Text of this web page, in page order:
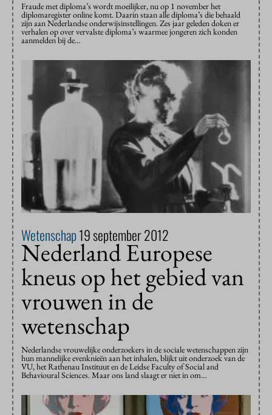
Fraude met diploma’s wordt moeilijker, nu op 1 november het
diplomaregister online komt. Daarin staan alle diploma’s die behaald
zijn aan Nederlandse onderwijsinstellingen. Zes jaar geleden doken er
verhalen op over vervalste diploma’s waarmee jongeren zich konden
aanmelden bij de…
Wetenschap19 september 2012
Nederland Europese
kneus op het gebied van
vrouwen in de
wetenschap
Nederlandse vrouwelijke onderzoekers in de sociale wetenschappen zijn
hun mannelijke evenknieën aan het inhalen, blijkt uit onderzoek van de
VU, het Rathenau Instituut en de Leidse Faculty of Social and
Behavioural Sciences. Maar ons land slaagt er niet in om…